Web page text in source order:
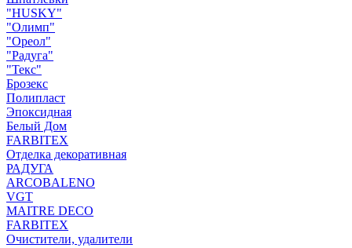
"HUSKY"
"Олимп"
"Ореол"
"Радуга"
"Текс"
Брозекс
Полипласт
Эпоксидная
Белый Дом
FARBITEX
Отделка декоративная
РАДУГА
ARCOBALENO
VGT
MAITRE DECO
FARBITEX
Очистители, удалители